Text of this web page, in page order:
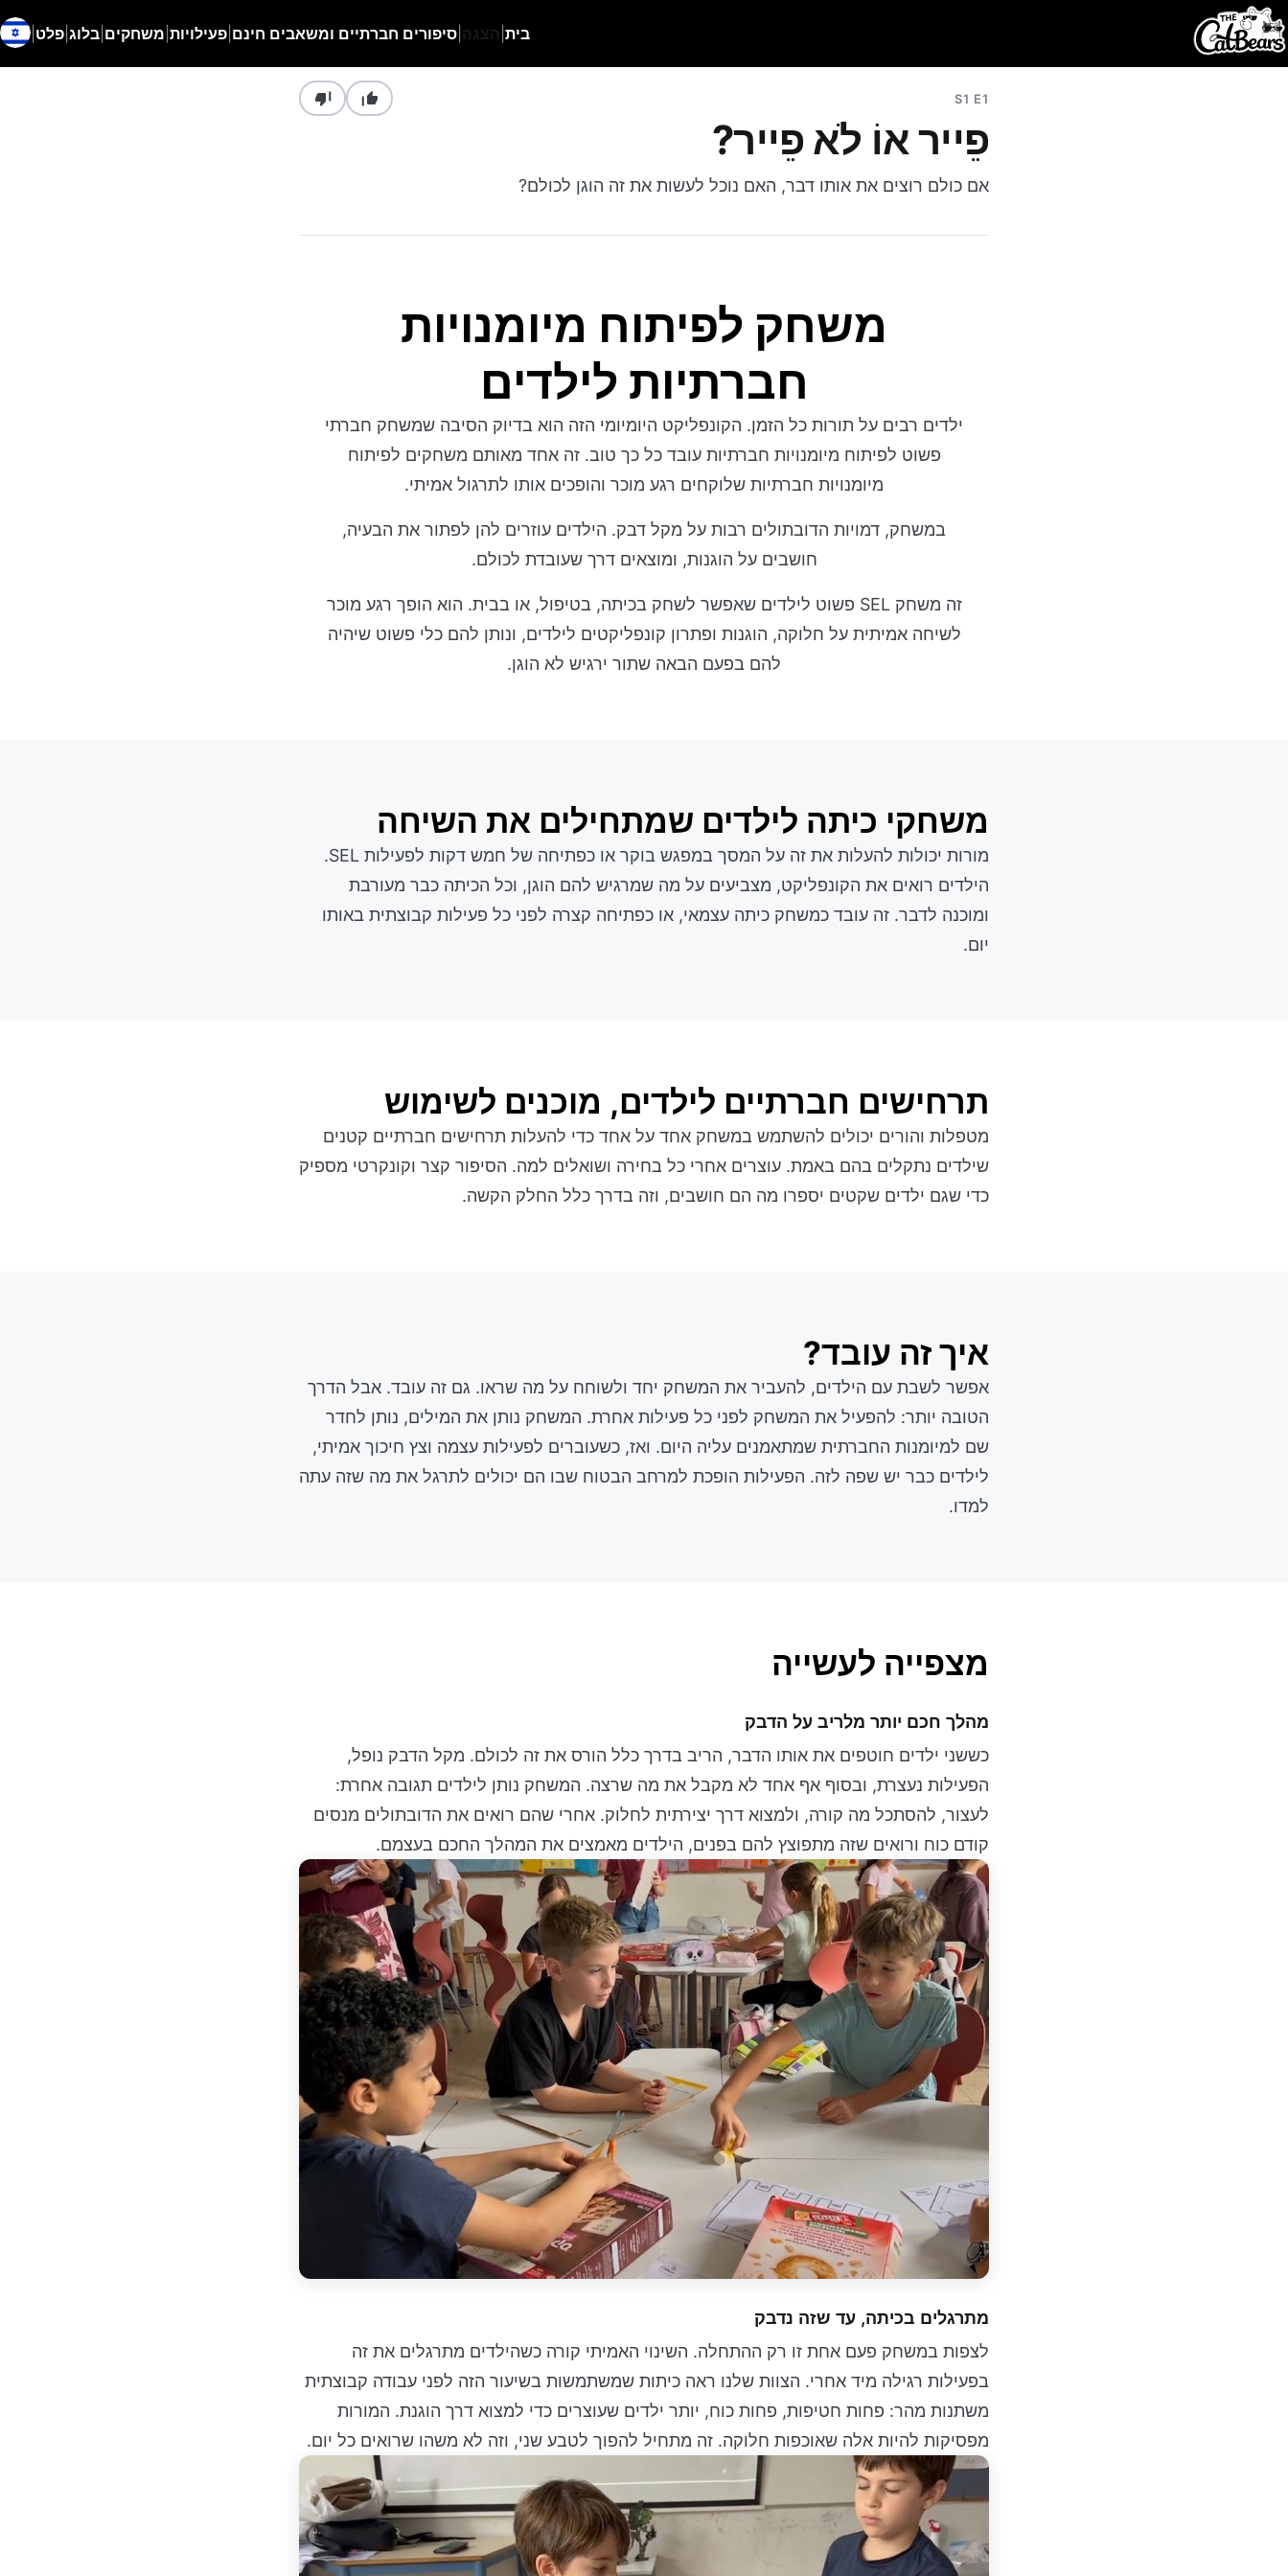
בית הצגה סיפורים חברתיים ומשאבים חינם פעילויות משחקים בלוג פלט
S1 E1
פֵייר אוֹ לֹא פֵייר?
אם כולם רוצים את אותו דבר, האם נוכל לעשות את זה הוגן לכולם?
משחק לפיתוח מיומנויות
חברתיות לילדים
ילדים רבים על תורות כל הזמן. הקונפליקט היומיומי הזה הוא בדיוק הסיבה שמשחק חברתי
פשוט לפיתוח מיומנויות חברתיות עובד כל כך טוב. זה אחד מאותם משחקים לפיתוח
מיומנויות חברתיות שלוקחים רגע מוכר והופכים אותו לתרגול אמיתי.
במשחק, דמויות הדובתולים רבות על מקל דבק. הילדים עוזרים להן לפתור את הבעיה,
חושבים על הוגנות, ומוצאים דרך שעובדת לכולם.
זה משחק SEL פשוט לילדים שאפשר לשחק בכיתה, בטיפול, או בבית. הוא הופך רגע מוכר
לשיחה אמיתית על חלוקה, הוגנות ופתרון קונפליקטים לילדים, ונותן להם כלי פשוט שיהיה
להם בפעם הבאה שתור ירגיש לא הוגן.
משחקי כיתה לילדים שמתחילים את השיחה
מורות יכולות להעלות את זה על המסך במפגש בוקר או כפתיחה של חמש דקות לפעילות SEL.
הילדים רואים את הקונפליקט, מצביעים על מה שמרגיש להם הוגן, וכל הכיתה כבר מעורבת
ומוכנה לדבר. זה עובד כמשחק כיתה עצמאי, או כפתיחה קצרה לפני כל פעילות קבוצתית באותו
יום.
תרחישים חברתיים לילדים, מוכנים לשימוש
מטפלות והורים יכולים להשתמש במשחק אחד על אחד כדי להעלות תרחישים חברתיים קטנים
שילדים נתקלים בהם באמת. עוצרים אחרי כל בחירה ושואלים למה. הסיפור קצר וקונקרטי מספיק
כדי שגם ילדים שקטים יספרו מה הם חושבים, וזה בדרך כלל החלק הקשה.
איך זה עובד?
אפשר לשבת עם הילדים, להעביר את המשחק יחד ולשוחח על מה שראו. גם זה עובד. אבל הדרך
הטובה יותר: להפעיל את המשחק לפני כל פעילות אחרת. המשחק נותן את המילים, נותן לחדר
שם למיומנות החברתית שמתאמנים עליה היום. ואז, כשעוברים לפעילות עצמה וצץ חיכוך אמיתי,
לילדים כבר יש שפה לזה. הפעילות הופכת למרחב הבטוח שבו הם יכולים לתרגל את מה שזה עתה
למדו.
מצפייה לעשייה
מהלך חכם יותר מלריב על הדבק
כששני ילדים חוטפים את אותו הדבר, הריב בדרך כלל הורס את זה לכולם. מקל הדבק נופל,
הפעילות נעצרת, ובסוף אף אחד לא מקבל את מה שרצה. המשחק נותן לילדים תגובה אחרת:
לעצור, להסתכל מה קורה, ולמצוא דרך יצירתית לחלוק. אחרי שהם רואים את הדובתולים מנסים
קודם כוח ורואים שזה מתפוצץ להם בפנים, הילדים מאמצים את המהלך החכם בעצמם.
מתרגלים בכיתה, עד שזה נדבק
לצפות במשחק פעם אחת זו רק ההתחלה. השינוי האמיתי קורה כשהילדים מתרגלים את זה
בפעילות רגילה מיד אחרי. הצוות שלנו ראה כיתות שמשתמשות בשיעור הזה לפני עבודה קבוצתית
משתנות מהר: פחות חטיפות, פחות כוח, יותר ילדים שעוצרים כדי למצוא דרך הוגנת. המורות
מפסיקות להיות אלה שאוכפות חלוקה. זה מתחיל להפוך לטבע שני, וזה לא משהו שרואים כל יום.